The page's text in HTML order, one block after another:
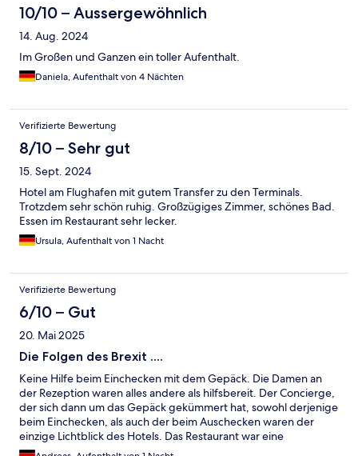
10/10 – Aussergewöhnlich
14. Aug. 2024
Im Großen und Ganzen ein toller Aufenthalt.
Daniela, Aufenthalt von 4 Nächten
Verifizierte Bewertung
8/10 – Sehr gut
15. Sept. 2024
Hotel am Flughafen mit gutem Transfer zu den Terminals.
Trotzdem sehr schön ruhig. Großzügiges Zimmer, schönes Bad.
Essen im Restaurant sehr lecker.
Ursula, Aufenthalt von 1 Nacht
Verifizierte Bewertung
6/10 – Gut
20. Mai 2025
Die Folgen des Brexit ....
Keine Hilfe beim Einchecken mit dem Gepäck. Die Damen an
der Rezeption waren alles andere als hilfsbereit. Der Concierge,
der sich dann um das Gepäck gekümmert hat, sowohl derjenige
beim Einchecken, als auch der beim Auschecken waren der
einzige Lichtblick des Hotels. Das Restaurant war eine
Katastrophe und brachte alles falsch, was man nur falsch